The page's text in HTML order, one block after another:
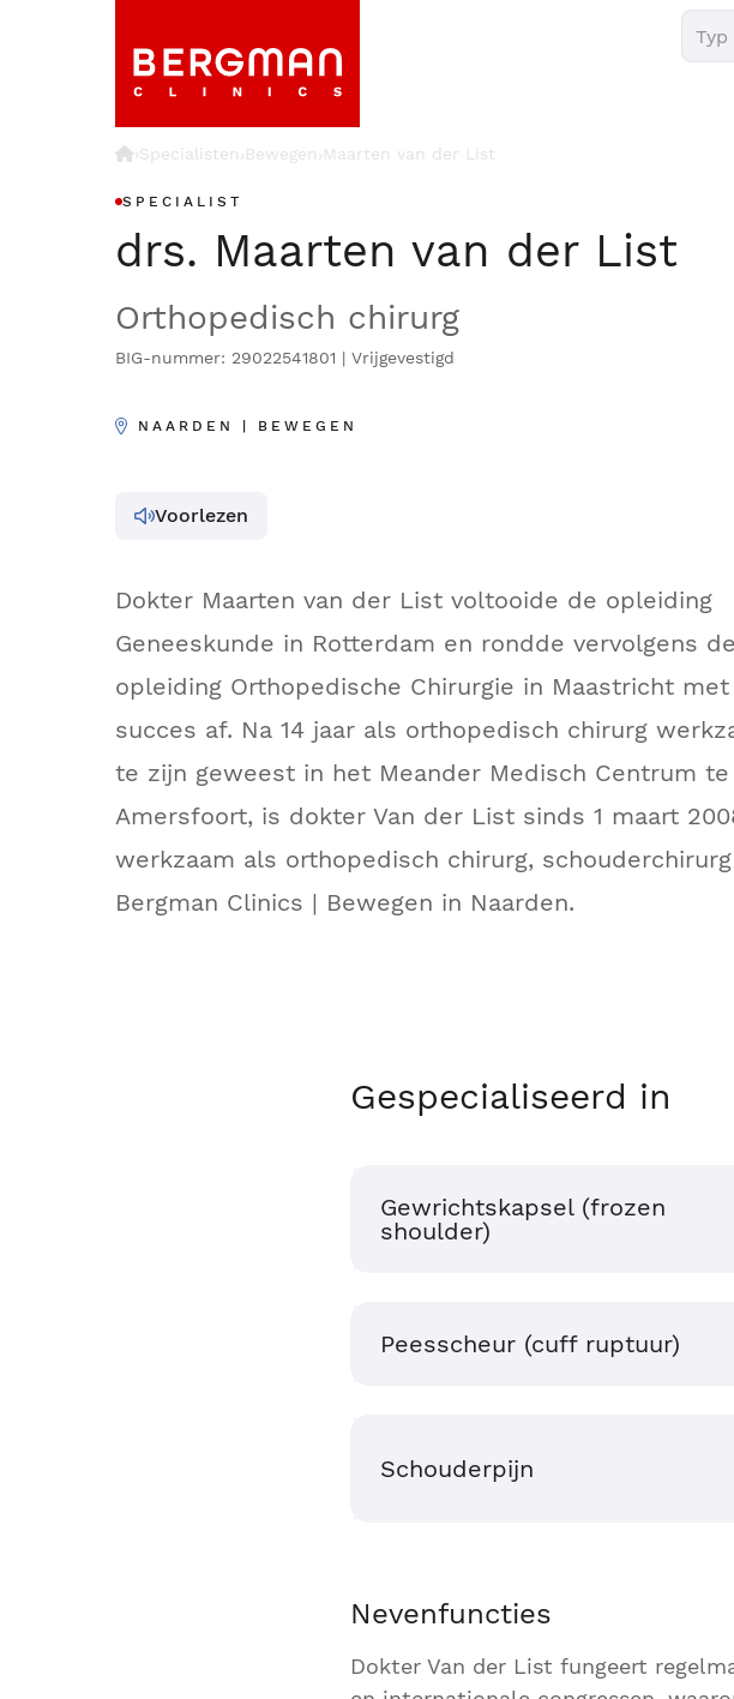
›Specialisten›Bewegen›Maarten van der List
SPECIALIST
drs. Maarten van der List
Orthopedisch chirurg
BIG-nummer: 29022541801 | Vrijgevestigd
NAARDEN | BEWEGEN
Voorlezen
Dokter Maarten van der List voltooide de opleiding
Geneeskunde in Rotterdam en rondde vervolgens de
opleiding Orthopedische Chirurgie in Maastricht met
succes af. Na 14 jaar als orthopedisch chirurg
te zijn geweest in het Meander Medisch Centrum te
Amersfoort, is dokter Van der List sinds 1 maart
werkzaam als orthopedisch chirurg,
Bergman Clinics | Bewegen in Naarden.
Gespecialiseerd in
Gewrichtskapsel (frozen
shoulder)
Peesscheur (cuff ruptuur)
Schouderpijn
Nevenfuncties
Dokter Van der List fungeert